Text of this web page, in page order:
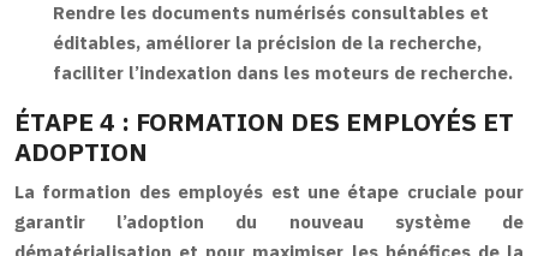
Rendre les documents numérisés consultables et
éditables, améliorer la précision de la recherche,
faciliter l’indexation dans les moteurs de recherche.
ÉTAPE 4 : FORMATION DES EMPLOYÉS ET
ADOPTION
La formation des employés est une étape cruciale pour
garantir l’adoption du nouveau système de